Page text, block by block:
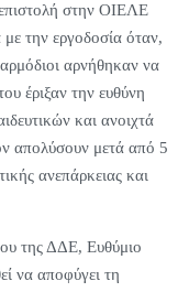
στην ΟΙΕΛΕ
την εργοδοσία όταν,
αρνήθηκαν να
έριξαν την ευθύνη
και ανοιχτά
απολύσουν μετά από 5
ανεπάρκειας και
της ΔΔΕ, Ευθύμιο
να αποφύγει τη